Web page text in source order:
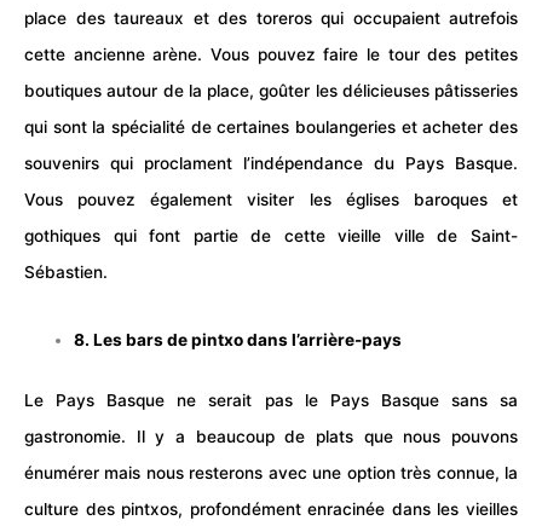
place des taureaux et des toreros qui occupaient autrefois
cette ancienne arène. Vous pouvez faire le tour des petites
boutiques autour de la place, goûter les délicieuses pâtisseries
qui sont la spécialité de certaines boulangeries et acheter des
souvenirs qui proclament l’indépendance du Pays Basque.
Vous pouvez également visiter les églises baroques et
gothiques qui font partie de cette vieille ville de Saint-
Sébastien.
8. Les bars de pintxo dans l’arrière-pays
Le Pays Basque ne serait pas le Pays Basque sans sa
gastronomie. Il y a beaucoup de plats que nous pouvons
énumérer mais nous resterons avec une option très connue, la
culture des pintxos, profondément enracinée dans les vieilles